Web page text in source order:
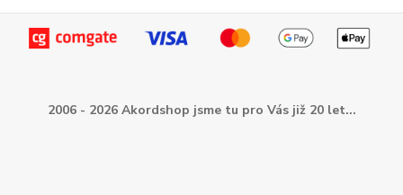
2006 - 2026 Akordshop jsme tu pro Vás již 20 let...